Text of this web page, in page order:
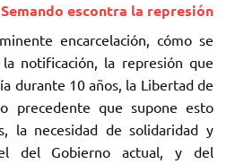
Semando escontra la represión
encarcelación, cómo se
notificación, la represión que
durante 10 años, la Libertad de
precedente que supone esto
la necesidad de solidaridad y
del Gobierno actual, y del